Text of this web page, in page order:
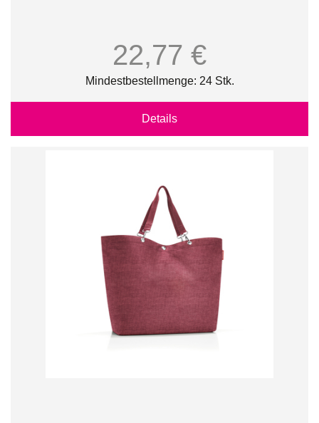
22,77 €
Mindestbestellmenge: 24 Stk.
Details